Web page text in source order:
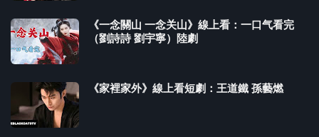
《一念關山 一念关山》線上看：一口气看完
（劉詩詩 劉宇寧）陸劇
《家裡家外》線上看短劇：王道鐵 孫藝燃